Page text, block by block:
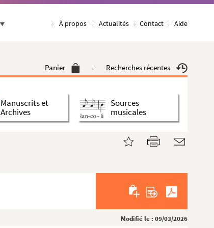
À propos Actualités Contact Aide
Panier Recherches récentes
Manuscrits et
Archives
Sources
musicales
Modifié le : 09/03/2026